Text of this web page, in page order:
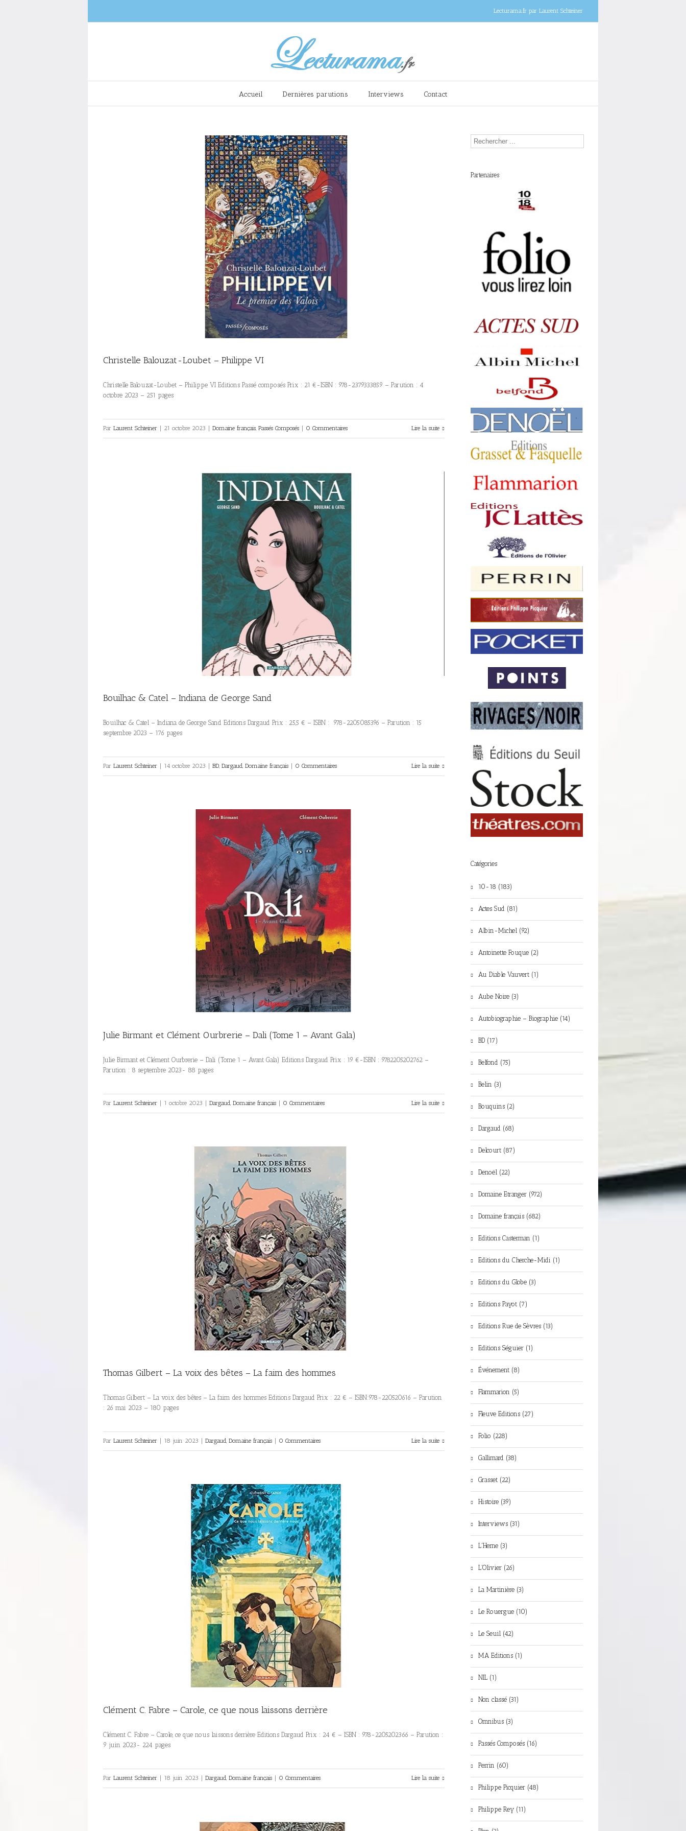
Lecturama.fr par Laurent Schteiner
Accueil Dernières parutions Interviews Contact
Christelle Balouzat-Loubet – Philippe VI
Christelle Balouzat-Loubet – Philippe VI Editions Passé composés Prix : 21 €-ISBN : 978-2379333859 – Parution : 4
octobre 2023 – 251 pages
Par Laurent Schteiner 21 octobre 2023 Domaine français, Passés Composés 0 Commentaires Lire la suite
Bouilhac & Catel – Indiana de George Sand
Bouilhac & Catel – Indiana de George Sand Editions Dargaud Prix : 25,5 € – ISBN : 978-2205085396 – Parution : 15
septembre 2023 – 176 pages
Par Laurent Schteiner | 14 octobre 2023 | BD Dargaud Domaine français | 0 Commentaires Lire la suite
Julie Birmant et Clément Ourbrerie – Dali (Tome 1 – Avant Gala)
Julie Birmant et Clément Ourbrerie – Dali (Tome 1 – Avant Gala) Editions Dargaud Prix : 19 €-ISBN : 9782205202762 –
Parution : 8 septembre 2023- 88 pages
Par Laurent Schteiner 1 octobre 2023 Dargaud, Domaine français 0 Commentaires Lire la suite
Thomas Gilbert – La voix des bêtes – La faim des hommes
Thomas Gilbert – La voix des bêtes – La faim des hommes Editions Dargaud Prix : 22 € – ISBN:978-220520616 – Parution
: 26 mai 2023 – 180 pages
Par Laurent Schteiner | 18 juin 2023 | Dargaud Domaine français | 0 Commentaires Lire la suite
Clément C. Fabre – Carole, ce que nous laissons derrière
Clément C. Fabre – Carole, ce que nous laissons derrière Editions Dargaud Prix : 24 € – ISBN : 978-2205202366 – Parution :
9 juin 2023- 224 pages
Par Laurent Schteiner 18 juin 2023 Dargaud, Domaine français 0 Commentaires Lire la suite
Partenaires
Catégories
10-18 (183)
Actes Sud (81)
Albin-Michel (92)
Antoinette Fouque (2)
Au Diable Vauvert (1)
Aube Noire (3)
Autobiographie – Biographie (14)
BD (17)
Belfond (75)
Belin (3)
Bouquins (2)
Dargaud (68)
Delcourt (87)
Denoël (22)
Domaine Etranger (972)
Domaine français (682)
Editions Casterman (1)
Editions du Cherche-Midi (1)
Editions du Globe (3)
Editions Payot (7)
Editions Rue de Sèvres (13)
Editions Séguier (1)
Événement (8)
Flammarion (5)
Fleuve Editions (27)
Folio (228)
Gallimard (38)
Grasset (22)
Histoire (39)
Interviews (31)
L'Herne (3)
L'Olivier (26)
La Martinière (3)
Le Rouergue (10)
Le Seuil (42)
MA Editions (1)
NIL (1)
Non classé (31)
Omnibus (3)
Passés Composés (16)
Perrin (60)
Philippe Picquier (48)
Philippe Rey (11)